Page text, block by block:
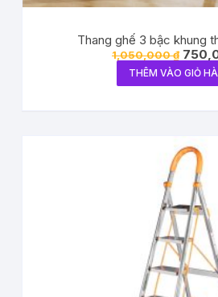
Thang ghế 3 bậc khung
1,050,000₫
THÊM VÀO GIỎ